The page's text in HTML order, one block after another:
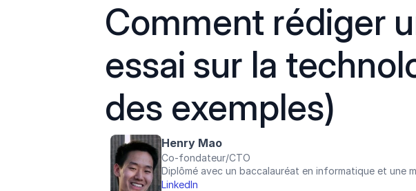
Comment rédiger
essai sur la
des exemples)
Henry Mao
Co-fondateur/CTO
Diplômé avec un baccalauréat en informatique et une
LinkedIn